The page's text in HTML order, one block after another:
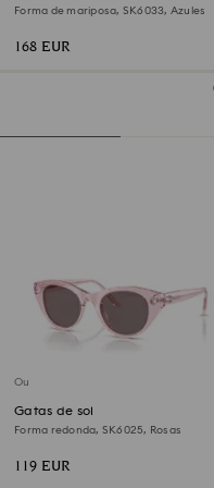
Forma de mariposa, SK6033, Azules
168 EUR
Outlet
Gafas de sol
Forma redonda, SK6025, Rosas
119 EUR